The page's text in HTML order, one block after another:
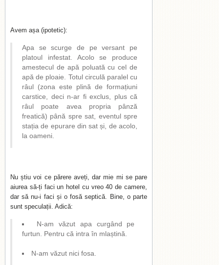
Avem așa (ipotetic):
Apa se scurge de pe versant pe
platoul infestat. Acolo se produce
amestecul de apă poluată cu cel de
apă de ploaie. Totul circulă paralel cu
râul (zona este plină de formațiuni
carstice, deci n-ar fi exclus, plus că
râul poate avea propria pânză
freatică) până spre sat, eventul spre
stația de epurare din sat și, de acolo,
la oameni.
Nu știu voi ce părere aveți, dar mie mi se pare
aiurea să-ți faci un hotel cu vreo 40 de camere,
dar să nu-i faci și o fosă septică. Bine, o parte
sunt speculații. Adică:
N-am văzut apa curgând pe
furtun. Pentru că intra în mlaștină.
N-am văzut nici fosa.